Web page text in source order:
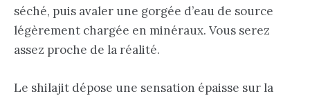
séché, puis avaler une gorgée d’eau de source
légèrement chargée en minéraux. Vous serez
assez proche de la réalité.
Le shilajit dépose une sensation épaisse sur la